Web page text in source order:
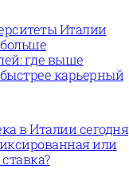
Италии
где выше
карьерный
в Италии сегодня
или